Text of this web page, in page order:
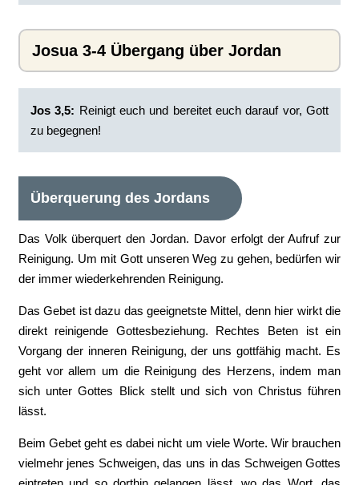
Josua 3-4 Übergang über Jordan
Jos 3,5: Reinigt euch und bereitet euch darauf vor, Gott
zu begegnen!
Überquerung des Jordans
Das Volk überquert den Jordan. Davor erfolgt der Aufruf zur
Reinigung. Um mit Gott unseren Weg zu gehen, bedürfen wir
der immer wiederkehrenden Reinigung.
Das Gebet ist dazu das geeignetste Mittel, denn hier wirkt die
direkt reinigende Gottesbeziehung. Rechtes Beten ist ein
Vorgang der inneren Reinigung, der uns gottfähig macht. Es
geht vor allem um die Reinigung des Herzens, indem man
sich unter Gottes Blick stellt und sich von Christus führen
lässt.
Beim Gebet geht es dabei nicht um viele Worte. Wir brauchen
vielmehr jenes Schweigen, das uns in das Schweigen Gottes